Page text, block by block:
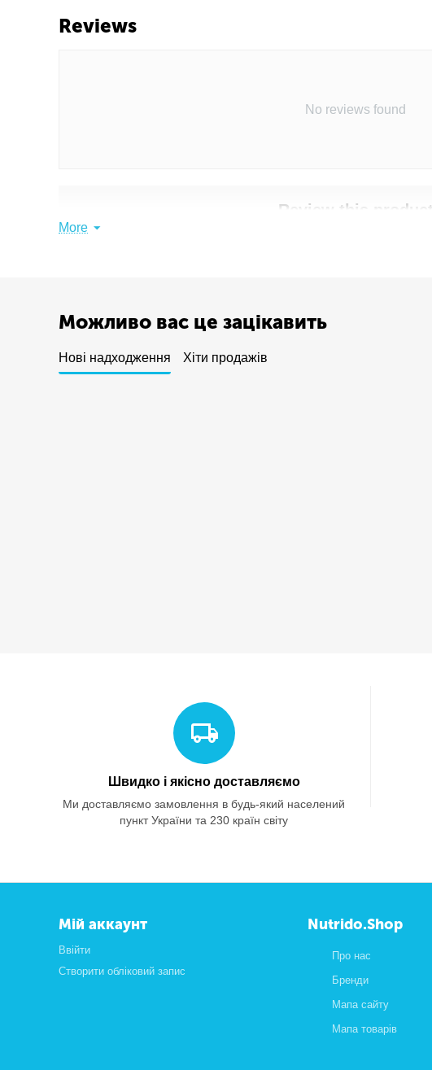
Reviews
No reviews found
Review this product
More
Можливо вас це зацікавить
Нові надходження Хіти продажів
Швидко і якісно доставляємо
Ми доставляємо замовлення в будь-який населений
пункт України та 230 країн світу
Мій аккаунт
Ввійти
Створити обліковий запис
Nutrido.Shop
Про нас
Бренди
Мапа сайту
Мапа товарів